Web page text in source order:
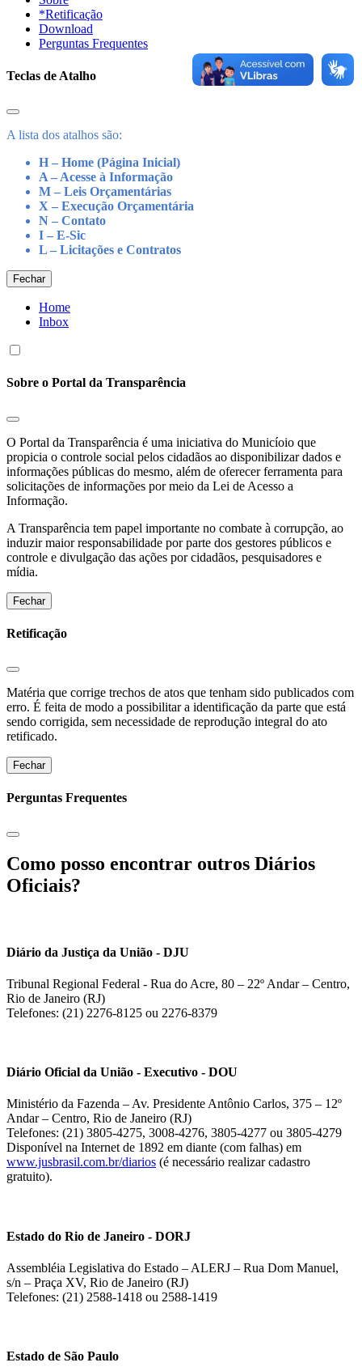
*Retificação
Download
Perguntas Frequentes
Teclas de Atalho
A lista dos atalhos são:
H – Home (Página Inicial)
A – Acesse à Informação
M – Leis Orçamentárias
X – Execução Orçamentária
N – Contato
I – E-Sic
L – Licitações e Contratos
Fechar
Home
Inbox
Sobre o Portal da Transparência
O Portal da Transparência é uma iniciativa do Municíoio que
propicia o controle social pelos cidadãos ao disponibilizar dados e
informações públicas do mesmo, além de oferecer ferramenta para
solicitações de informações por meio da Lei de Acesso a
Informação.
A Transparência tem papel importante no combate à corrupção, ao
induzir maior responsabilidade por parte dos gestores públicos e
controle e divulgação das ações por cidadãos, pesquisadores e
mídia.
Fechar
Retificação
Matéria que corrige trechos de atos que tenham sido publicados com
erro. É feita de modo a possibilitar a identificação da parte que está
sendo corrigida, sem necessidade de reprodução integral do ato
retificado.
Fechar
Perguntas Frequentes
Como posso encontrar outros Diários
Oficiais?
Diário da Justiça da União - DJU
Tribunal Regional Federal - Rua do Acre, 80 – 22º Andar – Centro,
Rio de Janeiro (RJ)
Telefones: (21) 2276-8125 ou 2276-8379
Diário Oficial da União - Executivo - DOU
Ministério da Fazenda – Av. Presidente Antônio Carlos, 375 – 12º
Andar – Centro, Rio de Janeiro (RJ)
Telefones: (21) 3805-4275, 3008-4276, 3805-4277 ou 3805-4279
Disponível na Internet de 1892 em diante (com falhas) em
www.jusbrasil.com.br/diarios (é necessário realizar cadastro
gratuito).
Estado do Rio de Janeiro - DORJ
Assembléia Legislativa do Estado – ALERJ – Rua Dom Manuel,
s/n – Praça XV, Rio de Janeiro (RJ)
Telefones: (21) 2588-1418 ou 2588-1419
Estado de São Paulo